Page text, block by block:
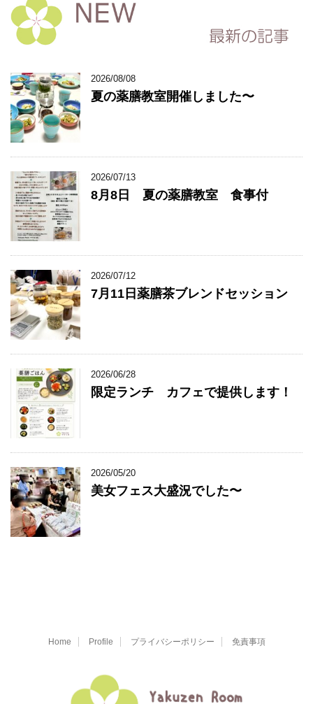
2026/08/08
夏の薬膳教室開催しました〜
2026/07/13
8月8日 夏の薬膳教室 食事付
2026/07/12
7月11日薬膳茶ブレンドセッション
2026/06/28
限定ランチ カフェで提供します！
2026/05/20
美女フェス大盛況でした〜
Home Profile プライバシーポリシー 免責事項